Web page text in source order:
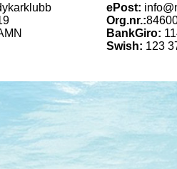
ePost:
Org.nr.:
BankGiro:
Swish: 123